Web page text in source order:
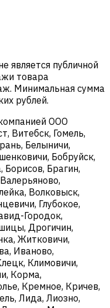
является публичной
товара
Минимальная сумма
рублей.
ООО
Витебск, Гомель,
Белыничи,
Бобруйск,
Борисов, Брагин,
Волковыск,
Глубокое,
Городок,
Дрогичин,
Житковичи,
Иваново,
Климовичи,
Корма,
Кремное, Кричев,
Лида, Лиозно,